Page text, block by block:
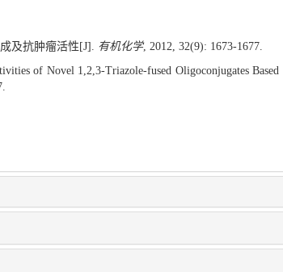
及抗肿瘤活性[J]. 有机化学, 2012, 32(9): 1673-1677.
of Novel 1,2,3-Triazole-fused Oligoconjugates Based